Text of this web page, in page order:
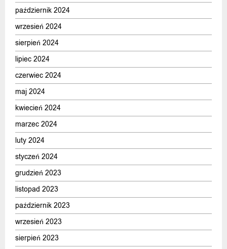
październik 2024
wrzesień 2024
sierpień 2024
lipiec 2024
czerwiec 2024
maj 2024
kwiecień 2024
marzec 2024
luty 2024
styczeń 2024
grudzień 2023
listopad 2023
październik 2023
wrzesień 2023
sierpień 2023